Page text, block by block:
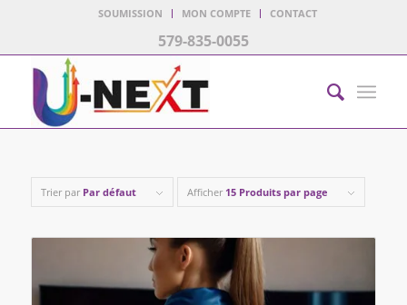
SOUMISSION MON COMPTE CONTACT
579-835-0055
Trier par Par défaut Afficher 15 Produits par page